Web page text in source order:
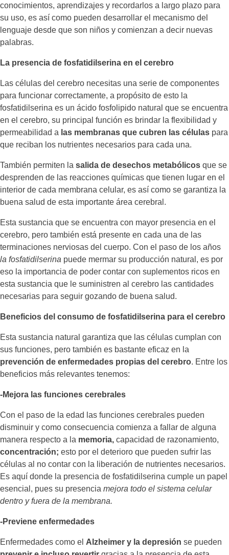
conocimientos, aprendizajes y recordarlos a largo plazo para
su uso, es así como pueden desarrollar el mecanismo del
lenguaje desde que son niños y comienzan a decir nuevas
palabras.
La presencia de fosfatidilserina en el cerebro
Las células del cerebro necesitas una serie de componentes
para funcionar correctamente, a propósito de esto la
fosfatidilserina es un ácido fosfolipido natural que se encuentra
en el cerebro, su principal función es brindar la flexibilidad y
permeabilidad a las membranas que cubren las células para
que reciban los nutrientes necesarios para cada una.
También permiten la salida de desechos metabólicos que se
desprenden de las reacciones químicas que tienen lugar en el
interior de cada membrana celular, es así como se garantiza la
buena salud de esta importante área cerebral.
Esta sustancia que se encuentra con mayor presencia en el
cerebro, pero también está presente en cada una de las
terminaciones nerviosas del cuerpo. Con el paso de los años
la fosfatidilserina puede mermar su producción natural, es por
eso la importancia de poder contar con suplementos ricos en
esta sustancia que le suministren al cerebro las cantidades
necesarias para seguir gozando de buena salud.
Beneficios del consumo de fosfatidilserina para el cerebro
Esta sustancia natural garantiza que las células cumplan con
sus funciones, pero también es bastante eficaz en la
prevención de enfermedades propias del cerebro. Entre los
beneficios más relevantes tenemos:
-Mejora las funciones cerebrales
Con el paso de la edad las funciones cerebrales pueden
disminuir y como consecuencia comienza a fallar de alguna
manera respecto a la memoria, capacidad de razonamiento,
concentración; esto por el deterioro que pueden sufrir las
células al no contar con la liberación de nutrientes necesarios.
Es aquí donde la presencia de fosfatidilserina cumple un papel
esencial, pues su presencia mejora todo el sistema celular
dentro y fuera de la membrana.
-Previene enfermedades
Enfermedades como el Alzheimer y la depresión se pueden